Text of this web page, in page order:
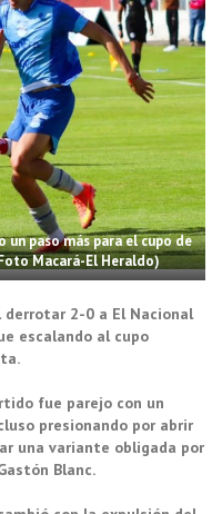
paso más para el cupo de
Macará-El Heraldo)
2-0 a El Nacional
escalando al cupo
fue parejo con un
presionando por abrir
una variante obligada por
Blanc.